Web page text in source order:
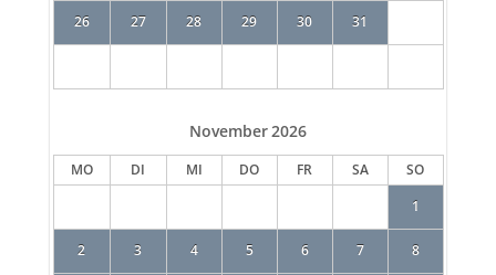
26 27 28 29 30 31
November2026
MO DI MI DO FR SA
SO
1
2 3 4 5 6 7 8